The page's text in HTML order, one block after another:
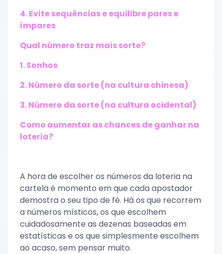
4. Evite sequências e equilibre pares e
ímpares
Qual número traz mais sorte?
1. Sonhos
2. Número da sorte (na cultura chinesa)
3. Número da sorte (na cultura ocidental)
Como aumentar as chances de ganhar na
loteria?
A hora de escolher os números da loteria na
cartela é momento em que cada apostador
demostra o seu tipo de fé. Há os que recorrem
a números místicos, os que escolhem
cuidadosamente as dezenas baseadas em
estatísticas e os que simplesmente escolhem
ao acaso, sem pensar muito.